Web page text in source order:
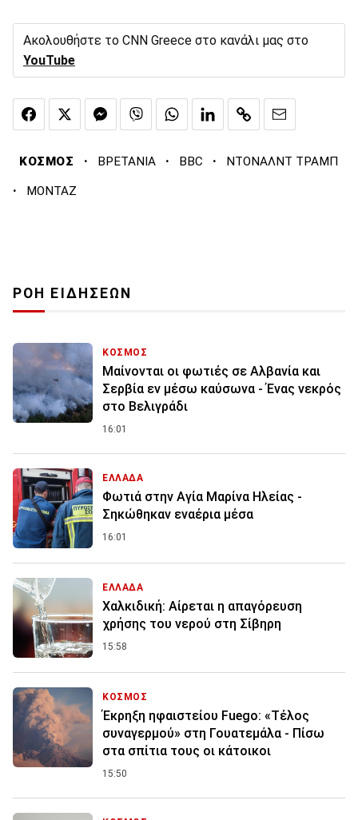
Ακολουθήστε το CNN Greece στο κανάλι μας στο
YouTube
ΚΟΣΜΟΣ · ΒΡΕΤΑΝΙΑ · BBC · ΝΤΟΝΑΛΝΤ ΤΡΑΜΠ
· ΜΟΝΤΑΖ
ΡΟΗ ΕΙΔΗΣΕΩΝ
ΚΟΣΜΟΣ
Μαίνονται οι φωτιές σε Αλβανία και
Σερβία εν μέσω καύσωνα - Ένας νεκρός
στο Βελιγράδι
16:01
ΕΛΛΑΔΑ
Φωτιά στην Aγία Μαρίνα Ηλείας -
Σηκώθηκαν εναέρια μέσα
16:01
ΕΛΛΑΔΑ
Χαλκιδική: Αίρεται η απαγόρευση
χρήσης του νερού στη Σίβηρη
15:58
ΚΟΣΜΟΣ
Έκρηξη ηφαιστείου Fuego: «Τέλος
συναγερμού» στη Γουατεμάλα - Πίσω
στα σπίτια τους οι κάτοικοι
15:50